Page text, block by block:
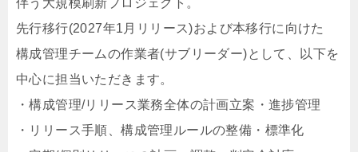
伴う大規模刷新プロジェクト。
先行移行(2027年1月リリース)および本移行に向けた
構成管理チームの作業者(サブリーダー)として、以下を
中心に担当いただきます。
・構成管理/リリース業務全体の計画立案・進捗管理
・リリース手順、構成管理ルールの整備・標準化